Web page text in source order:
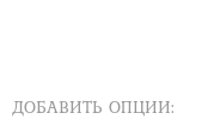
ДОБАВИТЬ ОПЦИИ: